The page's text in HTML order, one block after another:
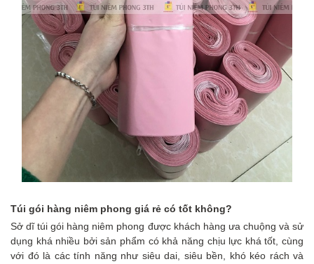
Túi gói hàng niêm phong giá rẻ có tốt không?
Sở dĩ túi gói hàng niêm phong được khách hàng ưa chuộng và sử
dụng khá nhiều bởi sản phẩm có khả năng chịu lực khá tốt, cùng
với đó là các tính năng như siêu dai, siêu bền, khó kéo rách và